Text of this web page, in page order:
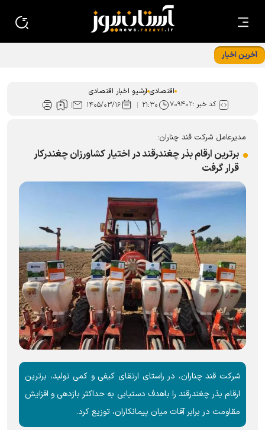
آخرین اخبار
اقتصادی آرشیو اخبار اقتصادی
کد خبر :۷۰۹۴۰۲ ۲۱:۳۰ ۱۴۰۵/۰۳/۱۶
مدیرعامل شرکت قند چناران:
برترین ارقام بذر چغندرقند در اختیار کشاورزان چغندرکار
قرار گرفت
شرکت قند چناران، در راستای ارتقای کیفی و کمی تولید، برترین
ارقام بذر چغندرقند را باهدف دستیابی به حداکثر بازدهی و افزایش
مقاومت در برابر آفات میان پیمانکاران، توزیع کرد.